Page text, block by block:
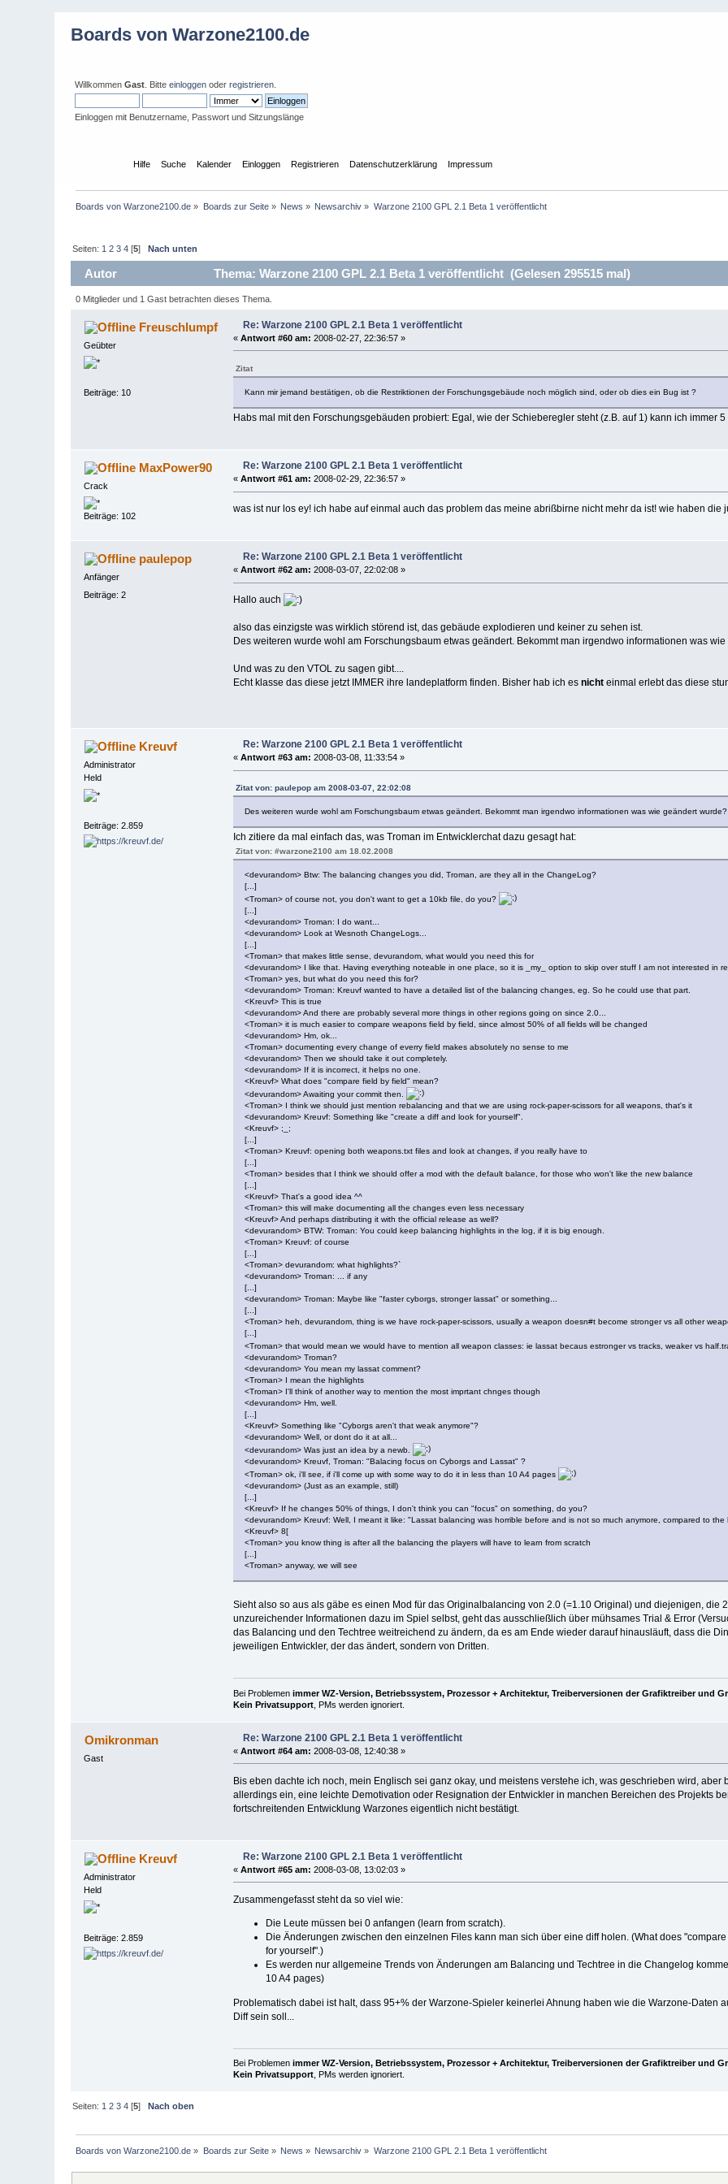
Boards von Warzone2100.de
WillkommenGast . Bitteeinloggen oderregistrieren
Einloggen mit Benutzername, Passwort und Sitzungslänge
Hilfe Suche Kalender Einloggen Registrieren Datenschutzerklärung Impressum
Boards von Warzone2100.de » Boards zur Seite» News » Newsarchiv » Warzone 2100 GPL 2.1 Beta 1 veröffentlicht
Seiten: 1 2 3 4 [5]Nach unten
Autor Thema: Warzone 2100 GPL 2.1 Beta 1 veröffentlicht (Gelesen 295515 mal)
0 Mitglieder und 1 Gast betrachten dieses Thema.
Freuschlumpf
Geübter
Beiträge: 10
Re: Warzone 2100 GPL 2.1 Beta 1 veröffentlicht
« Antwort #60 am: 2008-02-27, 22:36:57 »
Zitat
Kann mir jemand bestätigen, ob die Restriktionen der Forschungsgebäude noch möglich sind, oder ob dies ein Bug ist ?
Habs mal mit den Forschungsgebäuden probiert: Egal, wie der Schieberegler steht (z.B. auf 1) kann ich immer
MaxPower90
Crack
Beiträge: 102
Re: Warzone 2100 GPL 2.1 Beta 1 veröffentlicht
« Antwort #61 am: 2008-02-29, 22:36:57 »
was ist nur los ey! ich habe auf einmal auch das problem das meine abrißbirne nicht mehr da ist! wie haben die
paulepop
Anfänger
Beiträge: 2
Re: Warzone 2100 GPL 2.1 Beta 1 veröffentlicht
« Antwort #62 am: 2008-03-07, 22:02:08 »
Hallo auch
also das einzigste was wirklich störend ist, das gebäude explodieren und keiner zu sehen ist.
Des weiteren wurde wohl am Forschungsbaum etwas geändert. Bekommt man irgendwo informationen was
Und was zu den VTOL zu sagen gibt....
Echt klasse das diese jetzt IMMER ihre landeplatform finden. Bisher hab ich es nicht einmal erlebt das diese
Kreuvf
Administrator
Held
Beiträge: 2.859
Re: Warzone 2100 GPL 2.1 Beta 1 veröffentlicht
« Antwort #63 am: 2008-03-08, 11:33:54 »
Zitat von: paulepop am 2008-03-07, 22:02:08
Des weiteren wurde wohl am Forschungsbaum etwas geändert. Bekommt man irgendwo informationen was wie geändert wurde?
Ich zitiere da mal einfach das, was Troman im Entwicklerchat dazu gesagt hat:
Zitat von: #warzone2100 am 18.02.2008
<devurandom> Btw: The balancing changes you did, Troman, are they all in the ChangeLog?
[...]
<Troman> of course not, you don't want to get a 10kb file, do you?
[...]
<devurandom> Troman: I do want...
<devurandom> Look at Wesnoth ChangeLogs...
[...]
<Troman> that makes little sense, devurandom, what would you need this for
<devurandom> I like that. Having everything noteable in one place, so it is _my_ option to skip over stuff I am not interested in
<Troman> yes, but what do you need this for?
<devurandom> Troman: Kreuvf wanted to have a detailed list of the balancing changes, eg. So he could use that part.
<Kreuvf> This is true
<devurandom> And there are probably several more things in other regions going on since 2.0...
<Troman> it is much easier to compare weapons field by field, since almost 50% of all fields will be changed
<devurandom> Hm, ok...
<Troman> documenting every change of everry field makes absolutely no sense to me
<devurandom> Then we should take it out completely.
<devurandom> If it is incorrect, it helps no one.
<Kreuvf> What does "compare field by field" mean?
<devurandom> Awaiting your commit then.
<Troman> I think we should just mention rebalancing and that we are using rock-paper-scissors for all weapons, that's it
<devurandom> Kreuvf: Something like "create a diff and look for yourself".
<Kreuvf> ;_;
[...]
<Troman> Kreuvf: opening both weapons.txt files and look at changes, if you really have to
[...]
<Troman> besides that I think we should offer a mod with the default balance, for those who won't like the new balance
[...]
<Kreuvf> That's a good idea ^^
<Troman> this will make documenting all the changes even less necessary
<Kreuvf> And perhaps distributing it with the official release as well?
<devurandom> BTW: Troman: You could keep balancing highlights in the log, if it is big enough.
<Troman> Kreuvf: of course
[...]
<Troman> devurandom: what highlights?`
<devurandom> Troman: ... if any
[...]
<devurandom> Troman: Maybe like "faster cyborgs, stronger lassat" or something...
[...]
<Troman> heh, devurandom, thing is we have rock-paper-scissors, usually a weapon doesn#t become stronger vs all other
[...]
<Troman> that would mean we would have to mention all weapon classes: ie lassat becaus estronger vs tracks, weaker vs
<devurandom> Troman?
<devurandom> You mean my lassat comment?
<Troman> I mean the highlights
<Troman> I'll think of another way to mention the most imprtant chnges though
<devurandom> Hm, well.
[...]
<Kreuvf> Something like "Cyborgs aren't that weak anymore"?
<devurandom> Well, or dont do it at all...
<devurandom> Was just an idea by a newb.
<devurandom> Kreuvf, Troman: "Balacing focus on Cyborgs and Lassat" ?
<Troman> ok, i'll see, if i'll come up with some way to do it in less than 10 A4 pages
<devurandom> (Just as an example, still)
[...]
<Kreuvf> If he changes 50% of things, I don't think you can "focus" on something, do you?
<devurandom> Kreuvf: Well, I meant it like: "Lassat balancing was horrible before and is not so much anymore, compared to
<Kreuvf> 8[
<Troman> you know thing is after all the balancing the players will have to learn from scratch
[...]
<Troman> anyway, we will see
Sieht also so aus als gäbe es einen Mod für das Originalbalancing von 2.0 (=1.10 Original) und diejenigen,
unzureichender Informationen dazu im Spiel selbst, geht das ausschließlich über mühsames Trial & Error
das Balancing und den Techtree weitreichend zu ändern, da es am Ende wieder darauf hinausläuft, dass die
jeweiligen Entwickler, der das ändert, sondern von Dritten.
Bei Problemen immer WZ-Version, Betriebssystem, Prozessor + Architektur, Treiberversionen der Grafiktreiber und
Kein Privatsupport, PMs werden ignoriert.
Omikronman
Gast
Re: Warzone 2100 GPL 2.1 Beta 1 veröffentlicht
« Antwort #64 am: 2008-03-08, 12:40:38 »
Bis eben dachte ich noch, mein Englisch sei ganz okay, und meistens verstehe ich, was geschrieben wird,
allerdings ein, eine leichte Demotivation oder Resignation der Entwickler in manchen Bereichen des Projekts
fortschreitenden Entwicklung Warzones eigentlich nicht bestätigt.
Kreuvf
Administrator
Held
Beiträge: 2.859
Re: Warzone 2100 GPL 2.1 Beta 1 veröffentlicht
« Antwort #65 am: 2008-03-08, 13:02:03 »
Zusammengefasst steht da so viel wie:
Die Leute müssen bei 0 anfangen (learn from scratch).
Die Änderungen zwischen den einzelnen Files kann man sich über eine diff holen. (What does
for yourself".)
Es werden nur allgemeine Trends von Änderungen am Balancing und Techtree in die Changelog
10 A4 pages)
Problematisch dabei ist halt, dass 95+% der Warzone-Spieler keinerlei Ahnung haben wie die Warzone-Daten
Diff sein soll...
Bei Problemen immer WZ-Version, Betriebssystem, Prozessor + Architektur, Treiberversionen der Grafiktreiber und
Kein Privatsupport, PMs werden ignoriert.
Seiten: 1 2 3 4 [5]
Nach oben
Boards von Warzone2100.de » Boards zur Seite» News » Newsarchiv » Warzone 2100 GPL 2.1 Beta 1 veröffentlicht